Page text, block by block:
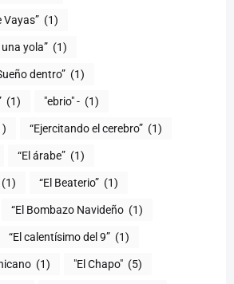
Vayas” (1)
yola” (1)
dentro” (1)
(1) "ebrio" - (1)
“Ejercitando el cerebro” (1)
“El árabe” (1)
(1) “El Beaterio” (1)
“El Bombazo Navideño (1)
“El calentísimo del 9” (1)
(1) "El Chapo" (5)